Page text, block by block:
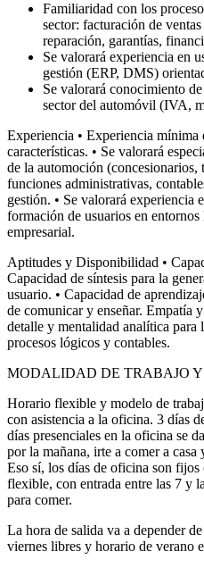
Familiaridad con los
sector: facturación de
reparación, garantías,
Se valorará experiencia en
gestión (ERP, DMS)
Se valorará conocimiento
sector del automóvil (IVA,
Experiencia • Experiencia mínima
características. • Se valorará
de la automoción (concesionarios,
funciones administrativas,
gestión. • Se valorará
formación de usuarios en
empresarial.
Aptitudes y Disponibilidad •
Capacidad de síntesis para la
usuario. • Capacidad de
de comunicar y enseñar. Empatía
detalle y mentalidad analítica para
procesos lógicos y contables.
MODALIDAD DE TRABAJO Y
Horario flexible y modelo de
con asistencia a la oficina. 3 días
días presenciales en la oficina se
por la mañana, irte a comer a
Eso sí, los días de oficina son
flexible, con entrada entre las 7 y
para comer.
La hora de salida va a depender
viernes libres y horario de verano